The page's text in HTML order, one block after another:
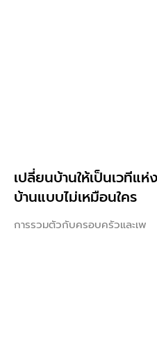
เปลี่ยนบ้านให้เป็นเวทีแ
บ้านแบบไม่เหมือนใคร
การรวมตัวกับครอบครัวและเพ